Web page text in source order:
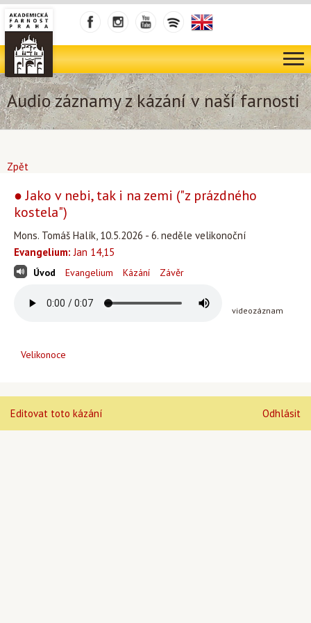
Audio záznamy z kázání v naší farnosti
Zpět
● Jako v nebi, tak i na zemi ("z prázdného
kostela")
Mons. Tomáš Halík, 10.5.2026 - 6. neděle velikonoční
Evangelium: Jan 14,15
Úvod Evangelium Kázání Závěr
videozáznam
Velikonoce
Editovat toto kázání Odhlásit